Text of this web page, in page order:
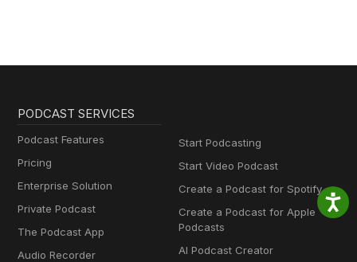
PODCAST SERVICES
Podcast Features
Pricing
Enterprise Solution
Private Podcast
The Podcast App
Audio Recorder
Start Podcasting
Start Video Podcast
Create a Podcast for Spotify
Create a Podcast for Apple
Podcasts
AI Podcast Creator